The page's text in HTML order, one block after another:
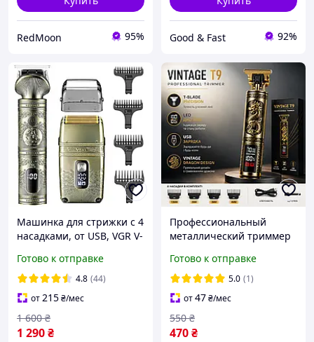
RedMoon 95% Good & Fast 92%
Машинка для стрижки с 4
насадками, от USB, VGR V-
универсальный /
Машинка-триммер
Готово к отправке
4.8 (44)
от215₴/мес
1 290₴
1 600 ₴
Профессиональный
металлический триммер
стрижки и окантовки,
аккумуляторная машинка
для бороды с LED-
дисплеем
Готово к отправке
5.0 (1)
от47₴/мес
470₴
550 ₴